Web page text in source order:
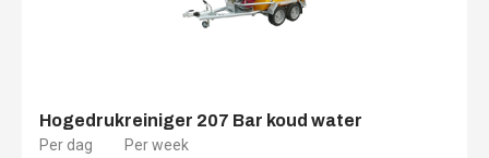
Hogedrukreiniger 207 Bar koud water
Per dag Per week